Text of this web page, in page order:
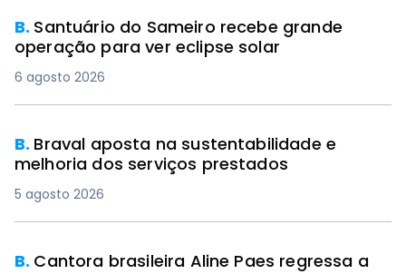
B. Santuário do Sameiro recebe grande
operação para ver eclipse solar
6 agosto 2026
B. Braval aposta na sustentabilidade e
melhoria dos serviços prestados
5 agosto 2026
B. Cantora brasileira Aline Paes regressa a